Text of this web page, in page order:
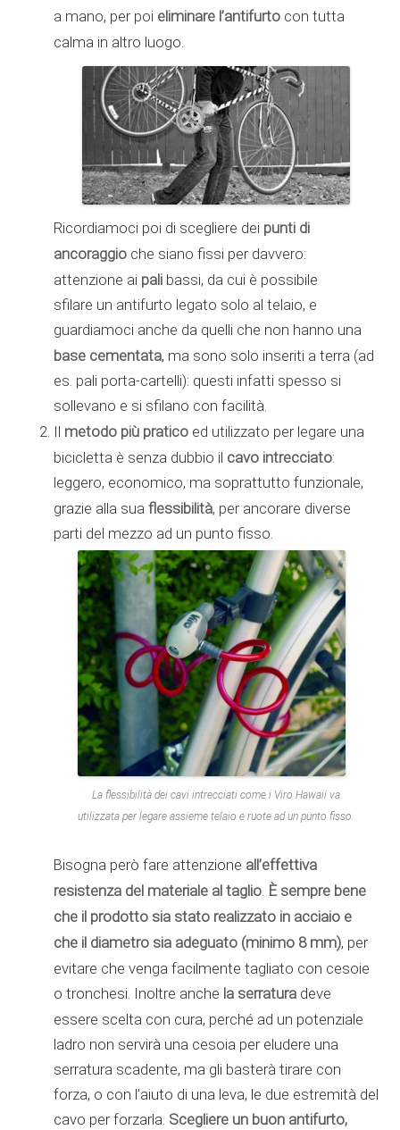
a mano, per poi eliminare l’antifurto con tutta
calma in altro luogo.
Ricordiamoci poi di scegliere dei punti di
ancoraggio che siano fissi per davvero:
attenzione ai pali bassi, da cui è possibile
sfilare un antifurto legato solo al telaio, e
guardiamoci anche da quelli che non hanno una
base cementata, ma sono solo inseriti a terra (ad
es. pali porta-cartelli): questi infatti spesso si
sollevano e si sfilano con facilità.
Il metodo più pratico ed utilizzato per legare una
bicicletta è senza dubbio il cavo intrecciato:
leggero, economico, ma soprattutto funzionale,
grazie alla sua flessibilità, per ancorare diverse
parti del mezzo ad un punto fisso.
La flessibilità dei cavi intrecciati come i Viro Hawaii va
utilizzata per legare assieme telaio e ruote ad un punto fisso.
Bisogna però fare attenzione all’effettiva
resistenza del materiale al taglio È sempre bene
che il prodotto sia stato realizzato in acciaio e
che il diametro sia adeguato (minimo 8 mm), per
evitare che venga facilmente tagliato con cesoie
o tronchesi. Inoltre anche la serratura deve
essere scelta con cura, perché ad un potenziale
ladro non servirà una cesoia per eludere una
serratura scadente, ma gli basterà tirare con
forza, o con l’aiuto di una leva, le due estremità del
cavo per forzarla. Scegliere un buon antifurto,